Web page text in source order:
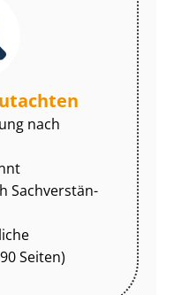
nach
Sach­ver­stän­
Seiten)